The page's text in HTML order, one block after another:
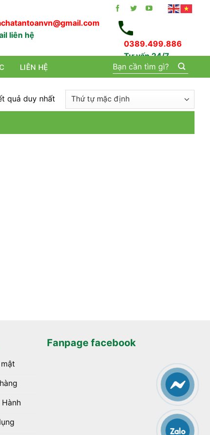
liên hệ
0389.499.886
Tư vấn 24/7
LIÊN HỆ
Tìm
kiếm:
quả duy nhất
Fanpage facebook